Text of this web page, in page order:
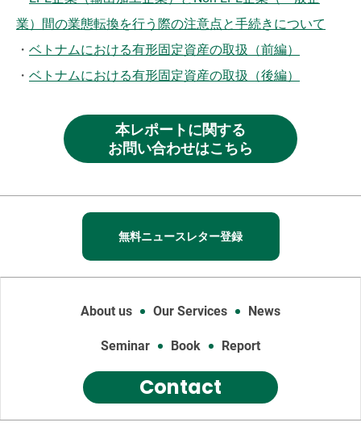
業）間の業態転換を行う際の注意点と手続きについて
・ ベトナムにおける有形固定資産の取扱（前編）
・ ベトナムにおける有形固定資産の取扱（後編）
本レポートに関する
お問い合わせはこちら
無料ニュースレター登録
About us Our Services News
Seminar Book Report
Contact